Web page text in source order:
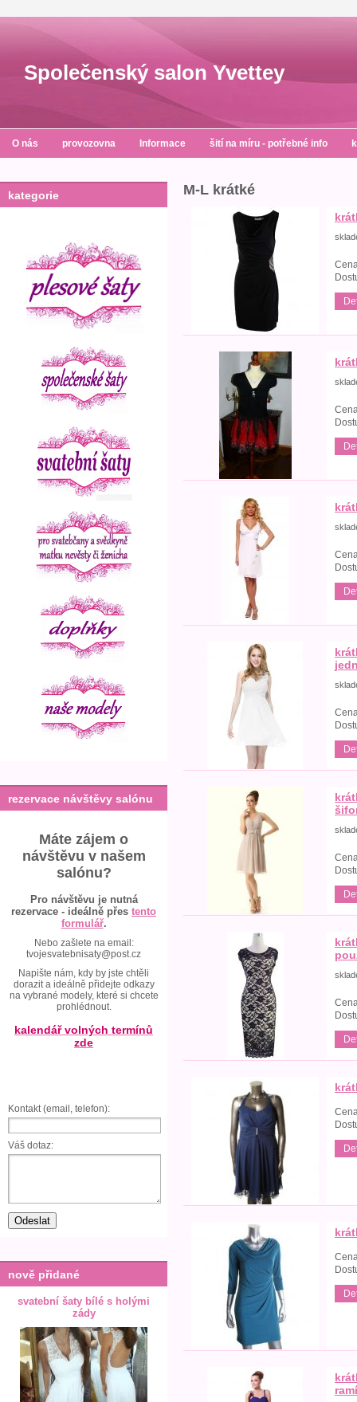
Společenský salon Yvettey
O nás provozovna Informace šití na míru - potřebné info
kategorie
rezervace návštěvy salónu
Máte zájem o
návštěvu v našem
salónu?
Pro návštěvu je nutná
rezervace - ideálně přes tento
formulář.
Nebo zašlete na email:
tvojesvatebnisaty@post.cz
Napište nám, kdy by jste chtěli
dorazit a ideálně přidejte odkazy
na vybrané modely, které si chcete
prohlédnout.
kalendář volných termínů
zde
Kontakt (email, telefon):
Váš dotaz:
nově přidané
svatební šaty bílé s holými
zády
M-L krátké